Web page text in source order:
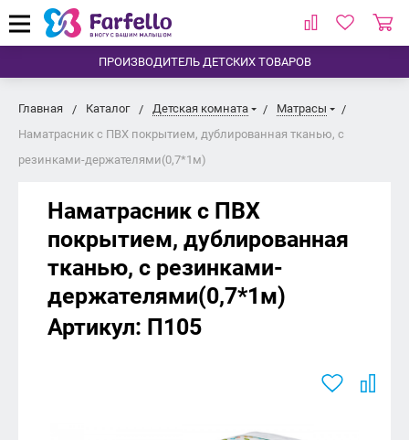
ПРОИЗВОДИТЕЛЬ ДЕТСКИХ ТОВАРОВ
Главная Каталог Детская комната
Матрасы
Наматрасник с ПВХ покрытием, дублированная тканью, с
резинками-держателями(0,7*1м)
Наматрасник с ПВХ
покрытием, дублированная
тканью, с резинками-
держателями(0,7*1м)
Артикул: П105